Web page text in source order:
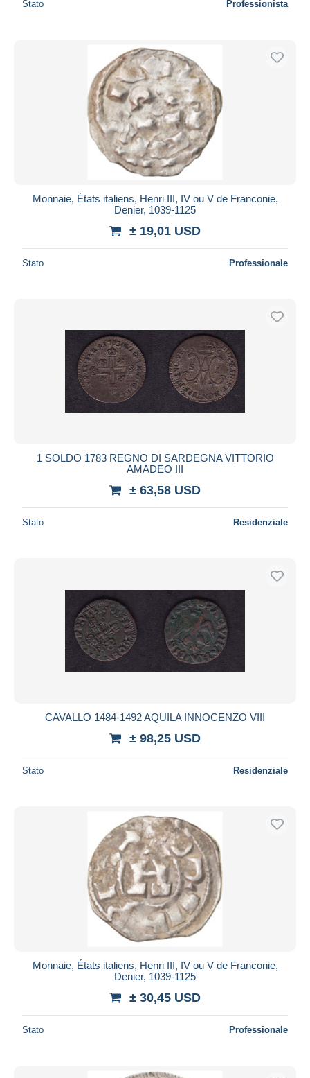
Stato Professionista
Monnaie, États italiens, Henri III, IV ou V de Franconie,
Denier, 1039-1125
± 19,01 USD
Stato Professionale
1 SOLDO 1783 REGNO DI SARDEGNA VITTORIO
AMADEO III
± 63,58 USD
Stato Residenziale
CAVALLO 1484-1492 AQUILA INNOCENZO VIII
± 98,25 USD
Stato Residenziale
Monnaie, États italiens, Henri III, IV ou V de Franconie,
Denier, 1039-1125
± 30,45 USD
Stato Professionale